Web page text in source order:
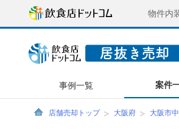
物件内
事例一覧 案件
店舗売却トップ 大阪府 大阪市